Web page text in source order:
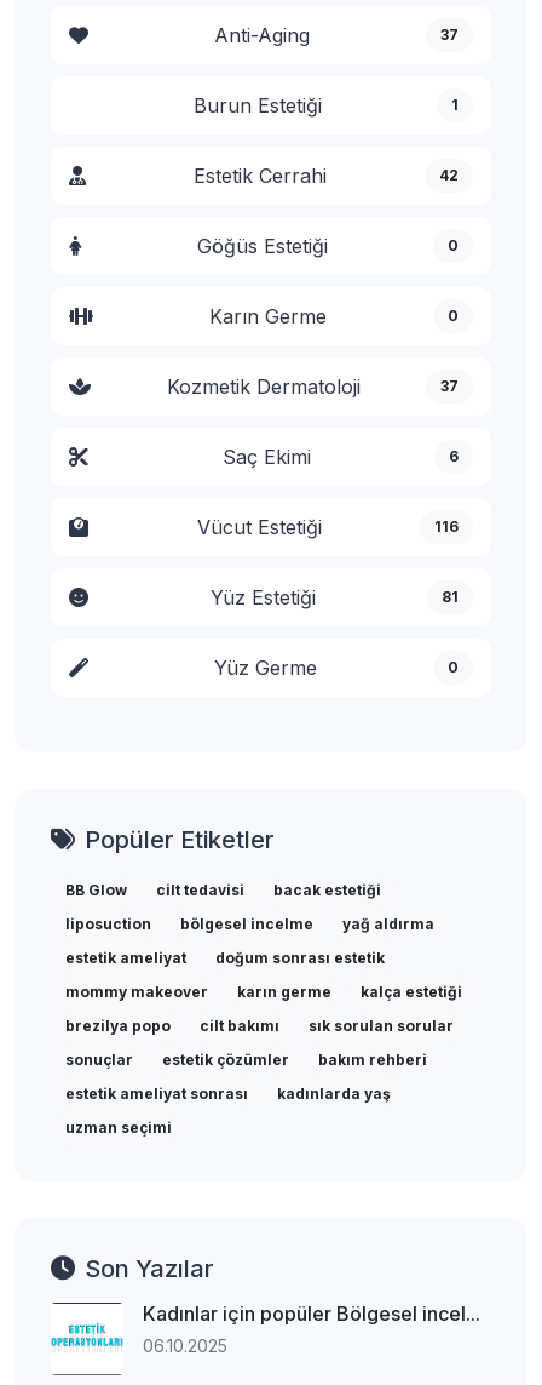
Anti-Aging 37
Burun Estetiği 1
Estetik Cerrahi 42
Göğüs Estetiği 0
Karın Germe 0
Kozmetik Dermatoloji 37
Saç Ekimi 6
Vücut Estetiği 116
Yüz Estetiği 81
Yüz Germe 0
Popüler Etiketler
BB Glow cilt tedavisi
bacak estetiği
liposuction
bölgesel incelme
yağ aldırma
estetik ameliyat
doğum sonrası estetik
mommy makeover
karın germe
kalça estetiği
brezilya popo
cilt bakımı
sık sorulan sorular
sonuçlar
estetik çözümler
bakım rehberi
estetik ameliyat sonrası
kadınlarda yaş
uzman seçimi
Son Yazılar
Kadınlar için popüler Bölgesel incel...
06.10.2025